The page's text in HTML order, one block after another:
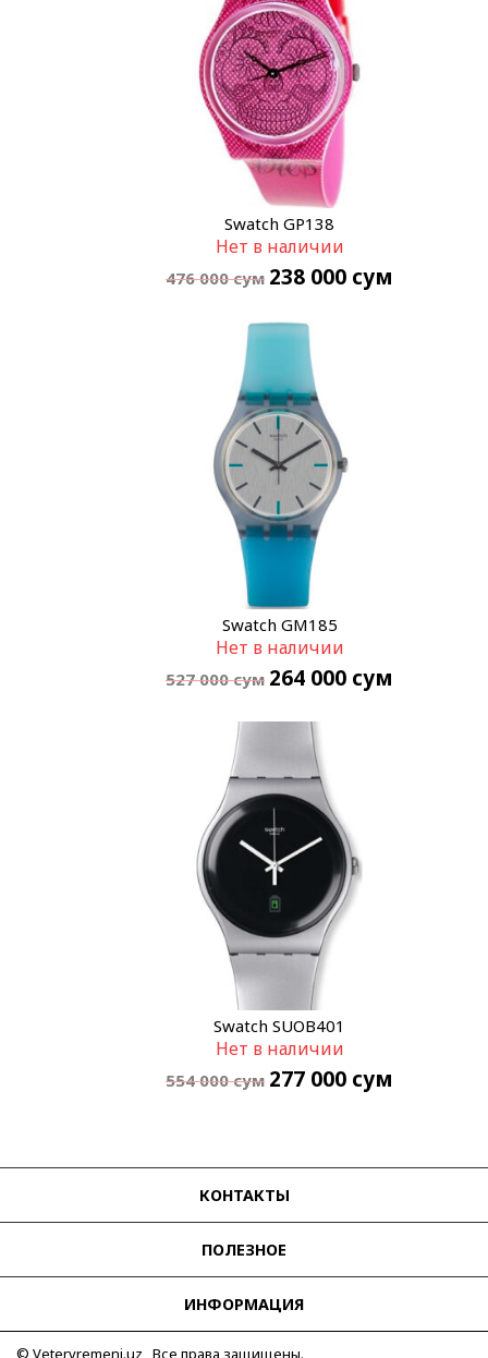
Swatch GP138
Нет в наличии
476 000сум 238 000 сум
Swatch GM185
Нет в наличии
527 000сум 264 000 сум
Swatch SUOB401
Нет в наличии
554 000сум 277 000 сум
КОНТАКТЫ
ПОЛЕЗНОЕ
ИНФОРМАЦИЯ
© Vetervremeni.uz Все права защищены.